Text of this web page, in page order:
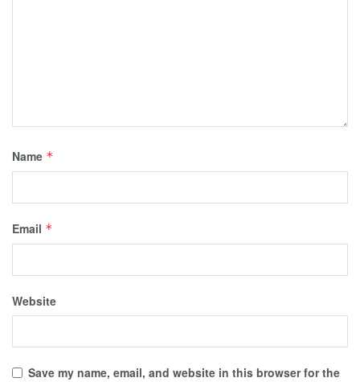
Name *
Email *
Website
Save my name, email, and website in this browser for the